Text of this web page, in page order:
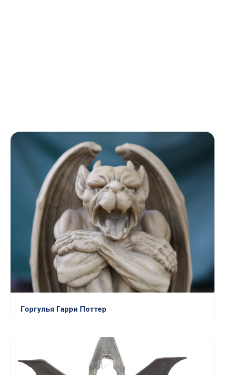
Горгулья Гарри Поттер